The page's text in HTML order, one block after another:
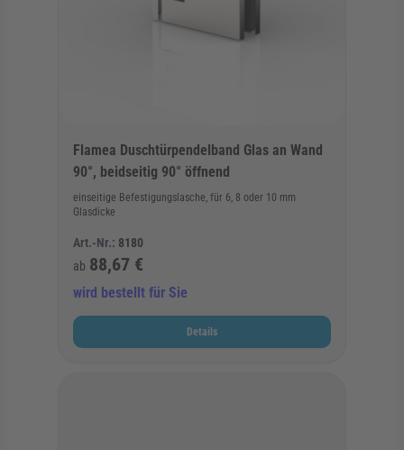
Flamea Duschtürpendelband Glas an Wand
90°, beidseitig 90° öffnend
einseitige Befestigungslasche, für 6, 8 oder 10 mm
Glasdicke
Art.-Nr.: 8180
ab 88,67 €
wird bestellt für Sie
Details